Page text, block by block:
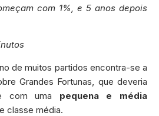
com 1%, e 5 anos depois
de muitos partidos encontra-se a
Grandes Fortunas, que deveria
com uma pequena e média
classe média.